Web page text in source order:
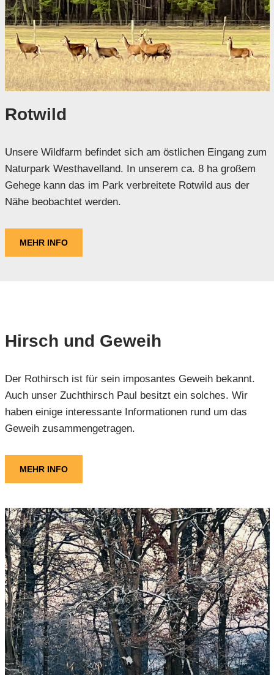
Rotwild
Unsere Wildfarm befindet sich am östlichen Eingang zum
Naturpark Westhavelland. In unserem ca. 8 ha großem
Gehege kann das im Park verbreitete Rotwild aus der
Nähe beobachtet werden.
MEHR INFO
Hirsch und Geweih
Der Rothirsch ist für sein imposantes Geweih bekannt.
Auch unser Zuchthirsch Paul besitzt ein solches. Wir
haben einige interessante Informationen rund um das
Geweih zusammengetragen.
MEHR INFO